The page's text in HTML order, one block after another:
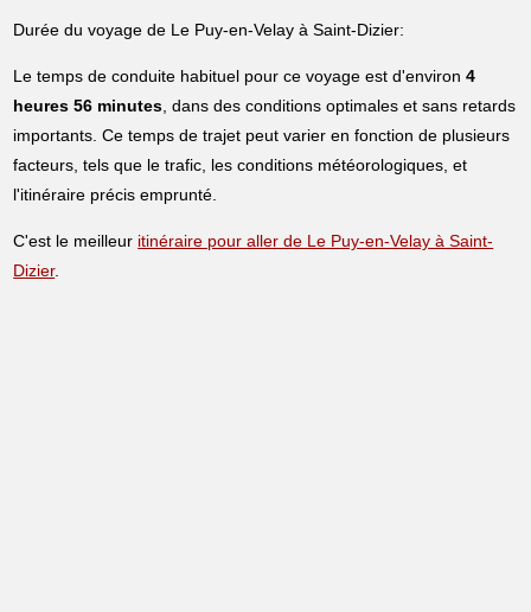
Durée du voyage de Le Puy-en-Velay à Saint-Dizier:
Le temps de conduite habituel pour ce voyage est d'environ4
heures 56 minutes, dans des conditions optimales et sans retards
importants. Ce temps de trajet peut varier en fonction de plusieurs
facteurs, tels que le trafic, les conditions météorologiques, et
l'itinéraire précis emprunté.
C'est le meilleur itinéraire pour aller de Le Puy-en-Velay à Saint-
Dizier.